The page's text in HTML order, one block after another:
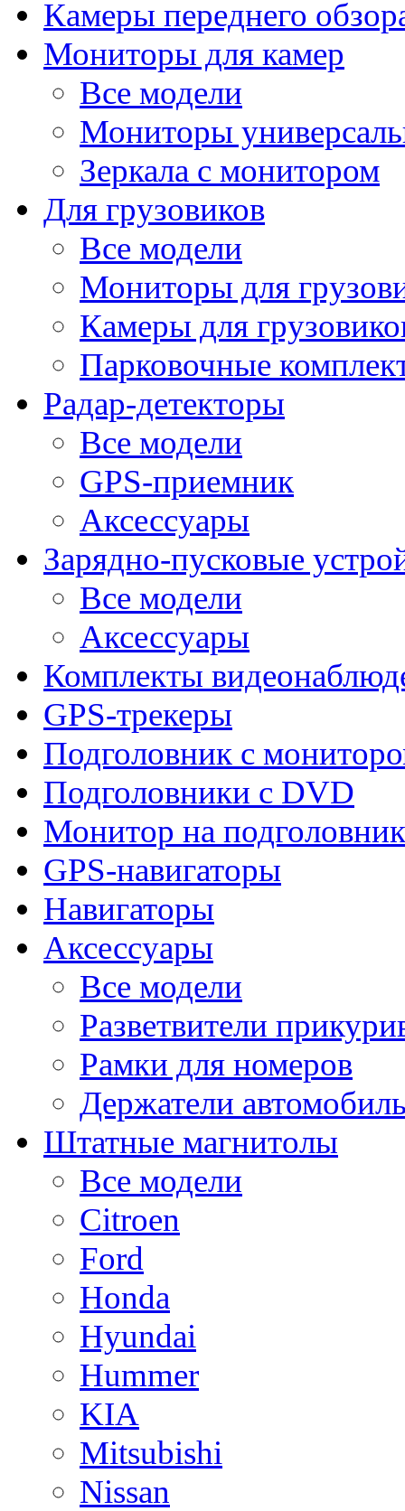
Камеры переднего
Мониторы для камер
Все модели
Мониторы
Зеркала с монитором
Для грузовиков
Все модели
Мониторы для
Камеры для
Парковочные
Радар-детекторы
Все модели
GPS-приемник
Аксессуары
Зарядно-пусковые
Все модели
Аксессуары
Комплекты
GPS-трекеры
Подголовник с
Подголовники с DVD
Монитор на подголовник
GPS-навигаторы
Навигаторы
Аксессуары
Все модели
Разветвители
Рамки для номеров
Держатели
Штатные магнитолы
Все модели
Citroen
Ford
Honda
Hyundai
Hummer
KIA
Mitsubishi
Nissan